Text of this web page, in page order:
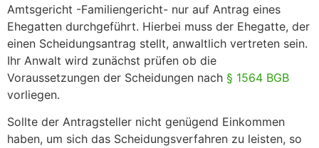
Amtsgericht -Familiengericht- nur auf Antrag eines
Ehegatten durchgeführt. Hierbei muss der Ehegatte, der
einen Scheidungsantrag stellt, anwaltlich vertreten sein.
Ihr Anwalt wird zunächst prüfen ob die
Voraussetzungen der Scheidungen nach § 1564 BGB
vorliegen.
Sollte der Antragsteller nicht genügend Einkommen
haben, um sich das Scheidungsverfahren zu leisten, so